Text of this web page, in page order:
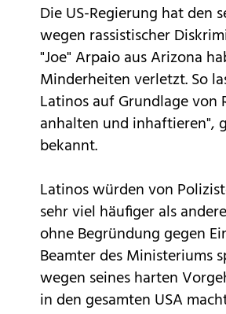
Die US-Regierung hat den
wegen rassistischer
"Joe" Arpaio aus Arizona
Minderheiten verletzt. So
Latinos auf Grundlage von
anhalten und inhaftieren",
bekannt.
Latinos würden von
sehr viel häufiger als
ohne Begründung gegen
Beamter des Ministeriums
wegen seines harten
in den gesamten USA